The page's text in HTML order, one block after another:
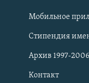
СОЦИАЛЬНЫЕ СЕТИ
Мобильное
Стипендия
Архив 1997-2006
Контакт